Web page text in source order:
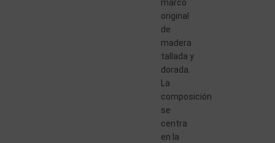
marco
original
de
madera
tallada y
dorada.
La
composición
se
centra
en la